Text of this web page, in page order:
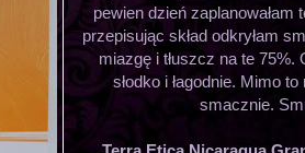
pewien dzień
przepisując skład odkryłam
miazgę i tłuszcz na te 75%.
słodko i łagodnie. Mimo
smacznie.